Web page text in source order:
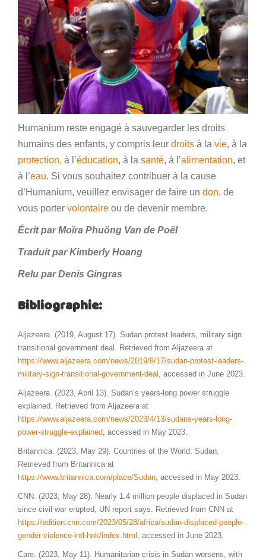
Humanium reste engagé à sauvegarder les droits
humains des enfants, y compris leur droits à la vie, à la
protection, à l’éducation, à la santé, à l’alimentation, et
à l’eau. Si vous souhaitez contribuer à la cause
d’Humanium, veuillez envisager de faire un don, de
vous porter volontaire ou de devenir membre.
Écrit par Moïra Phuöng Van de Poël
Traduit par Kimberly Hoang
Relu par Denis Gingras
Bibliographie:
Aljazeera. (2019, August 17). Sudan protest leaders, military sign
transitional government deal. Retrieved from Aljazeera at
https://www.aljazeera.com/news/2019/8/17/sudan-protest-leaders-
military-sign-transitional-government-deal
, accessed in June 2023.
Aljazeera. (2023, April 13). Sudan’s years-long power struggle
explained. Retrieved from Aljazeera at
https://www.aljazeera.com/news/2023/4/13/sudans-years-long-
power-struggle-explained , accessed in May 2023.
Britannica. (2023, May 29). Countries of the World: Sudan.
Retrieved from Britannica at
https://www.britannica.com/place/Sudan , accessed in May 2023.
CNN. (2023, May 28). Nearly 1.4 million people displaced in Sudan
since civil war erupted, UN report says. Retrieved from CNN at
https://edition.cnn.com/2023/05/28/africa/sudan-displaced-people-
gender-violence-intl-hnk/index.html
, accessed in June 2023.
Care. (2023, May 11). Humanitarian crisis in Sudan worsens, with